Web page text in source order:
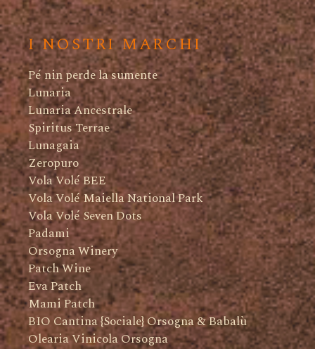
I NOSTRI MARCHI
Pé nin perde la sumente
Lunaria
Lunaria Ancestrale
Spiritus Terrae
Lunagaia
Zeropuro
Vola Volé BEE
Vola Volé Maiella National Park
Vola Volé Seven Dots
Padami
Orsogna Winery
Patch Wine
Eva Patch
Mami Patch
BIO Cantina {Sociale} Orsogna & Babalù
Olearia Vinicola Orsogna